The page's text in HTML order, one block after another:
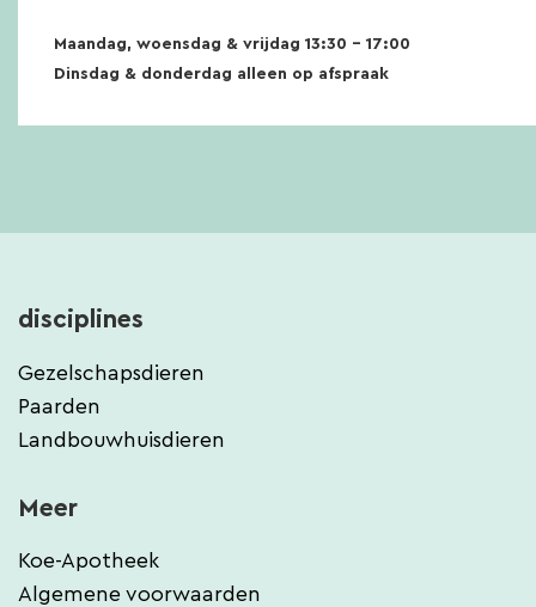
Maandag, woensdag & vrijdag 13:30 – 17:00
Dinsdag & donderdag alleen op afspraak
disciplines
Gezelschapsdieren
Paarden
Landbouwhuisdieren
Meer
Koe-Apotheek
Algemene voorwaarden